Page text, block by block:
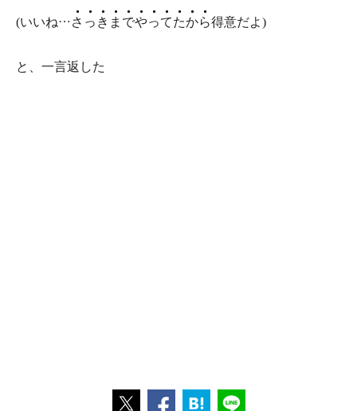
(いいね…さ っ き ま でやってたから得意だよ)
と、一言返した